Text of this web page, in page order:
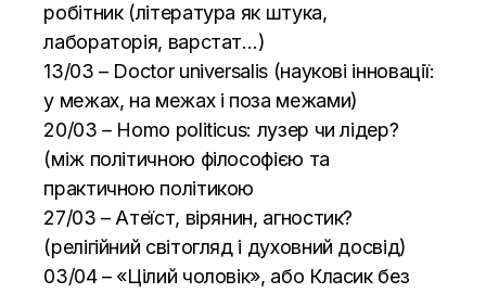
робітник (література як штука,
лабораторія, варстат…)
13/03 – Doctor universalis (наукові інновації:
у межах, на межах і поза межами)
20/03 – Homo politicus: лузер чи лідер?
(між політичною філософією та
практичною політикою
27/03 – Атеїст, вірянин, агностик?
(релігійний світогляд і духовний досвід)
03/04 – «Цілий чоловік», або Класик без